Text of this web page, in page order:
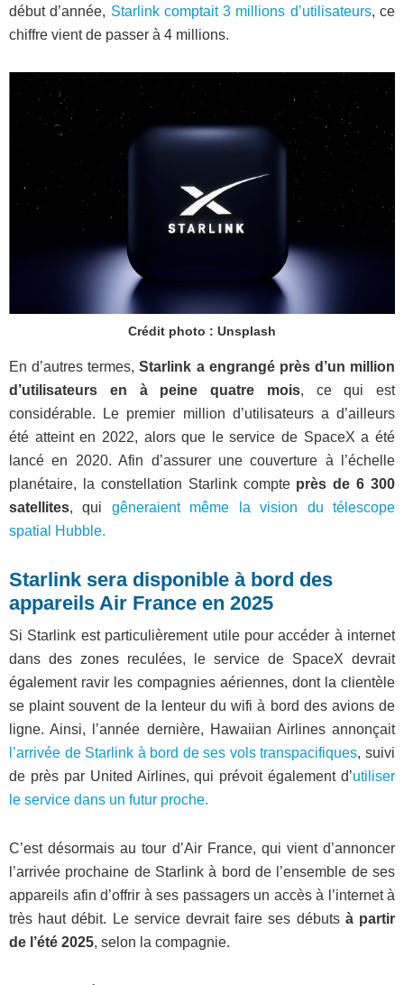
début d’année, Starlink comptait 3 millions d’utilisateurs, ce
chiffre vient de passer à 4 millions.
Crédit photo : Unsplash
En d’autres termes,Starlink a engrangé près d’un million
d’utilisateurs en à peine quatre mois, ce qui est
considérable. Le premier million d’utilisateurs a d’ailleurs
été atteint en 2022, alors que le service de SpaceX a été
lancé en 2020. Afin d’assurer une couverture à l’échelle
planétaire, la constellation Starlink compte près de 6 300
satellites, qui gêneraient même la vision du télescope
spatial Hubble.
Starlink sera disponible à bord des
appareils Air France en 2025
Si Starlink est particulièrement utile pour accéder à internet
dans des zones reculées, le service de SpaceX devrait
également ravir les compagnies aériennes, dont la clientèle
se plaint souvent de la lenteur du wifi à bord des avions de
ligne. Ainsi, l’année dernière, Hawaiian Airlines annonçait
l’arrivée de Starlink à bord de ses vols transpacifiques, suivi
de près par United Airlines, qui prévoit également d’utiliser
le service dans un futur proche.
C’est désormais au tour d’Air France, qui vient d’annoncer
l’arrivée prochaine de Starlink à bord de l’ensemble de ses
appareils afin d’offrir à ses passagers un accès à l’internet à
très haut débit. Le service devrait faire ses débuts à partir
de l’été 2025, selon la compagnie.